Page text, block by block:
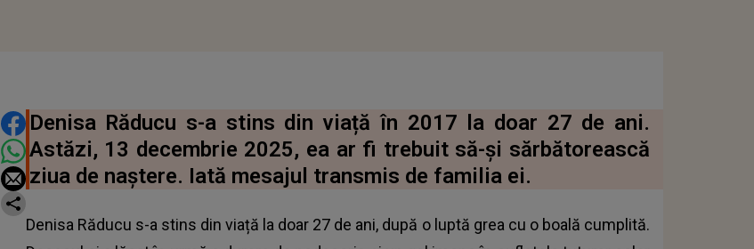
DISTRIBUIE ARTICOLUL
Denisa Răducu s-a stins din viață în 2017 la doar 27 de ani.
Astăzi, 13 decembrie 2025, ea ar fi trebuit să-și sărbătorească
ziua de naștere. Iată mesajul transmis de familia ei.
Denisa Răducu s-a stins din viață la doar 27 de ani, după o luptă grea cu o boală cumplită.